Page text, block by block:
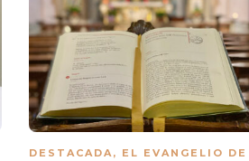
DESTACADA, EL EVANGELIO DE